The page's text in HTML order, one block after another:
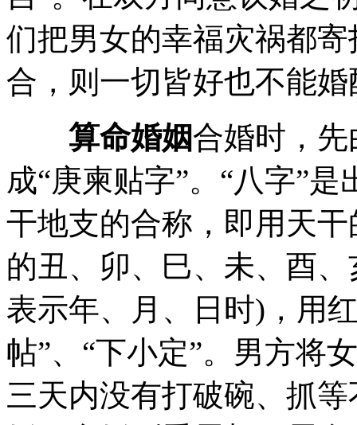
们把男女的幸福灾祸都
合，则一切皆好也不能婚
算命婚姻合婚时，
成“庚柬贴字”。“八字”
干地支的合称，即用天
的丑、卯、巳、未、酉
表示年、月、日时)，用
帖”、“下小定”。男方将
三天内没有打破碗、抓